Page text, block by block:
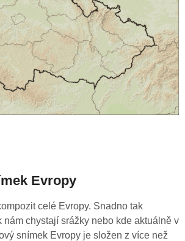
Evropy
celé Evropy. Snadno tak
nám chystají srážky nebo kde aktuálně v
snímek Evropy je složen z více než